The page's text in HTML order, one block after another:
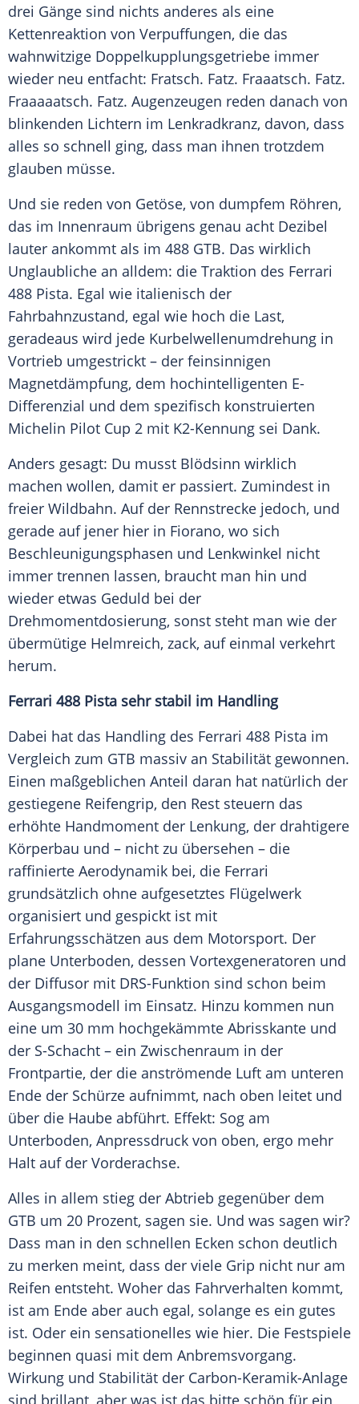
drei Gänge sind nichts anderes als eine
Kettenreaktion von Verpuffungen, die das
wahnwitzige Doppelkupplungsgetriebe immer
wieder neu entfacht: Fratsch. Fatz. Fraaatsch. Fatz.
Fraaaaatsch. Fatz. Augenzeugen reden danach von
blinkenden Lichtern im Lenkradkranz, davon, dass
alles so schnell ging, dass man ihnen trotzdem
glauben müsse.
Und sie reden von Getöse, von dumpfem Röhren,
das im Innenraum übrigens genau acht Dezibel
lauter ankommt als im 488 GTB. Das wirklich
Unglaubliche an alldem: die Traktion des Ferrari
488 Pista. Egal wie italienisch der
Fahrbahnzustand, egal wie hoch die Last,
geradeaus wird jede Kurbelwellenumdrehung in
Vortrieb umgestrickt – der feinsinnigen
Magnetdämpfung, dem hochintelligenten E-
Differenzial und dem spezifisch konstruierten
Michelin Pilot Cup 2 mit K2-Kennung sei Dank.
Anders gesagt: Du musst Blödsinn wirklich
machen wollen, damit er passiert. Zumindest in
freier Wildbahn. Auf der Rennstrecke jedoch, und
gerade auf jener hier in Fiorano, wo sich
Beschleunigungsphasen und Lenkwinkel nicht
immer trennen lassen, braucht man hin und
wieder etwas Geduld bei der
Drehmomentdosierung, sonst steht man wie der
übermütige Helmreich, zack, auf einmal verkehrt
herum.
Ferrari 488 Pista sehr stabil im Handling
Dabei hat das Handling des Ferrari 488 Pista im
Vergleich zum GTB massiv an Stabilität gewonnen.
Einen maßgeblichen Anteil daran hat natürlich der
gestiegene Reifengrip, den Rest steuern das
erhöhte Handmoment der Lenkung, der drahtigere
Körperbau und – nicht zu übersehen – die
raffinierte Aerodynamik bei, die Ferrari
grundsätzlich ohne aufgesetztes Flügelwerk
organisiert und gespickt ist mit
Erfahrungsschätzen aus dem Motorsport. Der
plane Unterboden, dessen Vortexgeneratoren und
der Diffusor mit DRS-Funktion sind schon beim
Ausgangsmodell im Einsatz. Hinzu kommen nun
eine um 30 mm hochgekämmte Abrisskante und
der S-Schacht – ein Zwischenraum in der
Frontpartie, der die anströmende Luft am unteren
Ende der Schürze aufnimmt, nach oben leitet und
über die Haube abführt. Effekt: Sog am
Unterboden, Anpressdruck von oben, ergo mehr
Halt auf der Vorderachse.
Alles in allem stieg der Abtrieb gegenüber dem
GTB um 20 Prozent, sagen sie. Und was sagen wir?
Dass man in den schnellen Ecken schon deutlich
zu merken meint, dass der viele Grip nicht nur am
Reifen entsteht. Woher das Fahrverhalten kommt,
ist am Ende aber auch egal, solange es ein gutes
ist. Oder ein sensationelles wie hier. Die Festspiele
beginnen quasi mit dem Anbremsvorgang.
Wirkung und Stabilität der Carbon-Keramik-Anlage